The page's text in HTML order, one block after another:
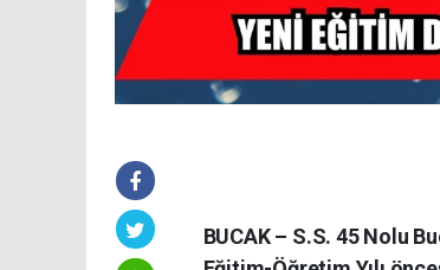
BUCAK – S.S. 45 Nolu